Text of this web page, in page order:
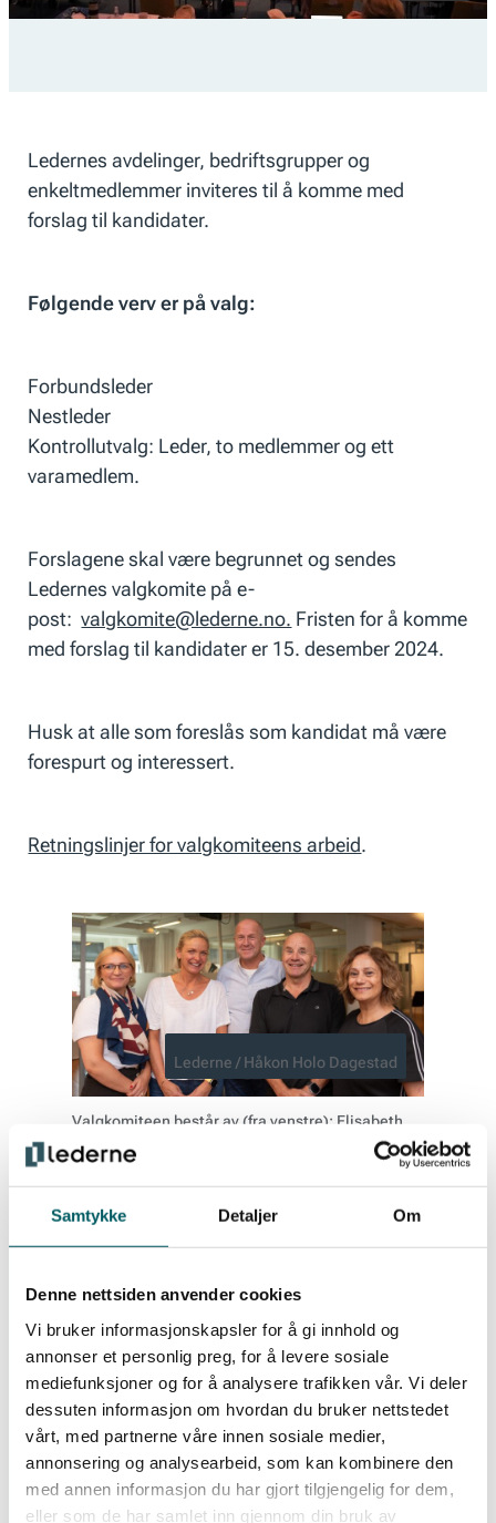
Samtykke Detaljer Om
Denne nettsiden anvender cookies
Vi bruker informasjonskapsler for å gi innhold og
annonser et personlig preg, for å levere sosiale
mediefunksjoner og for å analysere trafikken vår. Vi deler
dessuten informasjon om hvordan du bruker nettstedet
vårt, med partnerne våre innen sosiale medier,
annonsering og analysearbeid, som kan kombinere den
med annen informasjon du har gjort tilgjengelig for dem,
eller som de har samlet inn gjennom din bruk av
Ledernes avdelinger, bedriftsgrupper og
enkeltmedlemmer inviteres til å komme med
forslag til kandidater.
Følgende verv er på valg:
Forbundsleder
Nestleder
Kontrollutvalg: Leder, to medlemmer og ett
varamedlem.
Forslagene skal være begrunnet og sendes
Ledernes valgkomite på e-
post:valgkomite@lederne.no. Fristen for å komme
med forslag til kandidater er 15. desember 2024.
Husk at alle som foreslås som kandidat må være
forespurt og interessert.
Retningslinjer for valgkomiteens arbeid.
Lederne / Håkon Holo Dagestad
Valgkomiteen består av (fra venstre): Elisabeth
Jensen, Cecilie Heilmann, Roy Vikre, Hans Fjære
Øvrum og Akram Ahmadi.
Populære medlemsfordeler